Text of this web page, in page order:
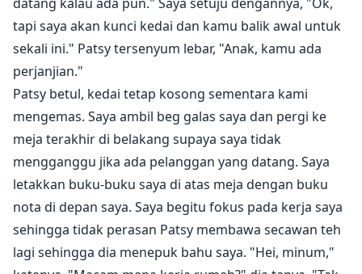
tapi saya akan kunci kedai dan kamu balik awal untuk
sekali ini." Patsy tersenyum lebar, "Anak, kamu ada
perjanjian."
Patsy betul, kedai tetap kosong sementara kami
mengemas. Saya ambil beg galas saya dan pergi ke
meja terakhir di belakang supaya saya tidak
mengganggu jika ada pelanggan yang datang. Saya
letakkan buku-buku saya di atas meja dengan buku
nota di depan saya. Saya begitu fokus pada kerja saya
sehingga tidak perasan Patsy membawa secawan teh
lagi sehingga dia menepuk bahu saya. "Hei, minum,"